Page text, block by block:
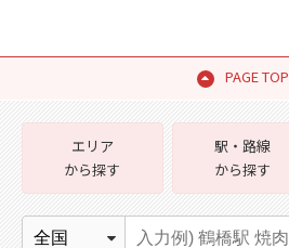
PAGE TOP
エリア
から探す
駅・路線
から探す